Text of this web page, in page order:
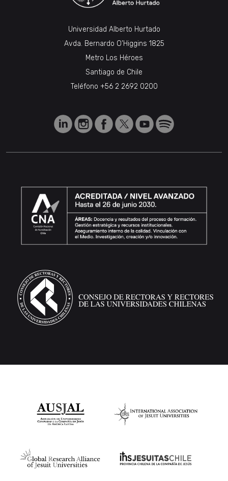
Universidad Alberto Hurtado
Avda. Bernardo O’Higgins 1825
Metro Los Héroes
Santiago de Chile
Teléfono +56 2 2692 0200